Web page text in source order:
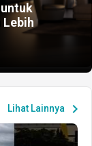
Lebih
Lihat Lainnya chevron_right